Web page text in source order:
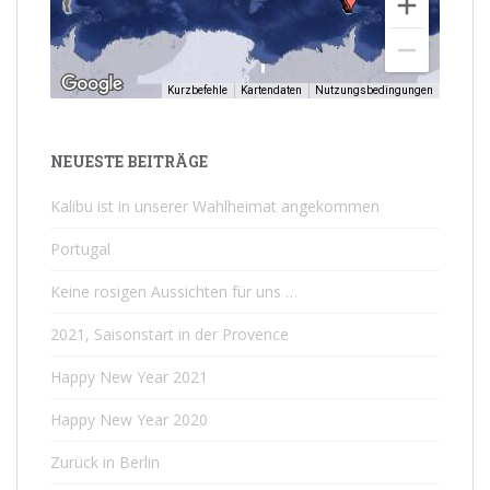
Kurzbefehle Kartendaten Nutzungsbedingungen
NEUESTE BEITRÄGE
Kalibu ist in unserer Wahlheimat angekommen
Portugal
Keine rosigen Aussichten für uns …
2021, Saisonstart in der Provence
Happy New Year 2021
Happy New Year 2020
Zurück in Berlin